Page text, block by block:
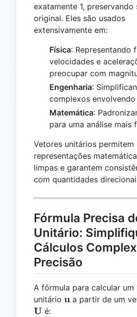
exatamente 1, preservando
original. Eles são usados
extensivamente em:
Física: Representando
velocidades e
preocupar com
Engenharia:
complexos
Matemática:
para uma análise mais
Vetores unitários permitem
representações
limpas e garantem
com quantidades
Fórmula Precisa
Unitário:
Cálculos
Precisão
A fórmula para calcular um
unitário \mathbf{u}
u a partir de um
U é: